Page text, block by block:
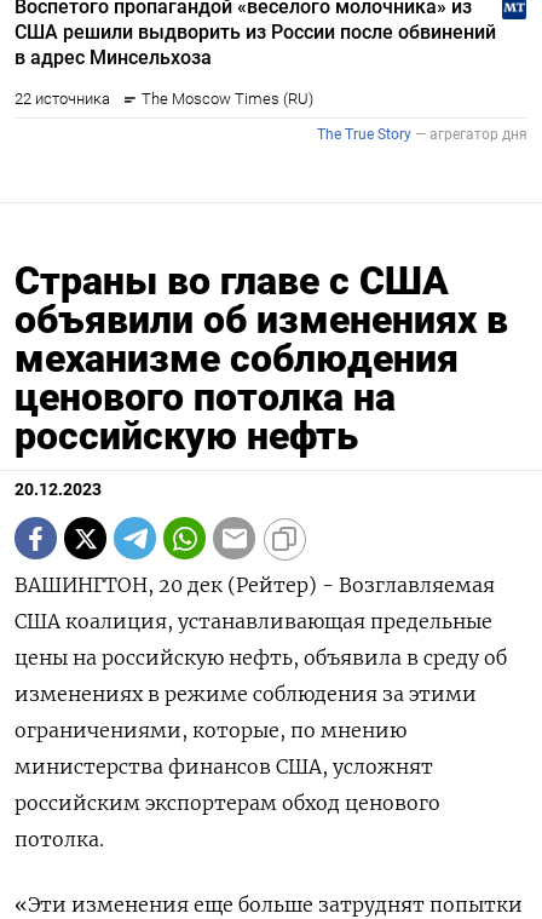
Страны во главе с США
объявили об изменениях в
механизме соблюдения
ценового потолка на
российскую нефть
20.12.2023
ВАШИНГТОН, 20 дек (Рейтер) - Возглавляемая
США коалиция, устанавливающая предельные
цены на российскую нефть, объявила в среду об
изменениях в режиме соблюдения за этими
ограничениями, которые, по мнению
министерства финансов США, усложнят
российским экспортерам обход ценового
потолка.
«Эти изменения еще больше затруднят попытки